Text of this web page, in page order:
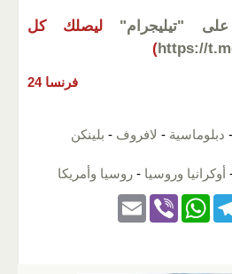
على "تيليجرام"
ليصلك كل
https://
)
فرنسا 24
- دبلوماسية - لافروف - بلينكن
أوكرانيا وروسيا - روسيا وأمريكا
T
W
Vi